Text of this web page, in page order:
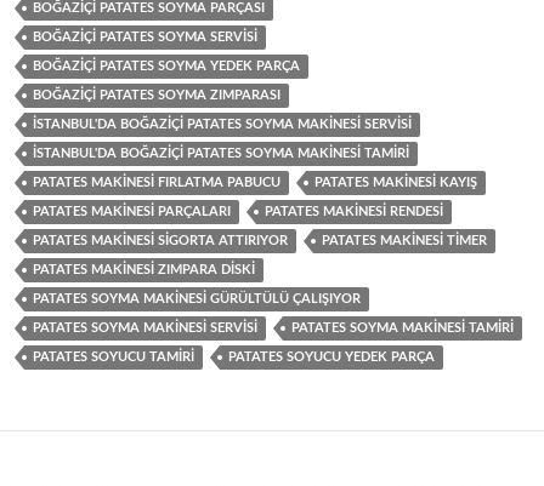
BOĞAZIÇI PATATES SOYMA PARÇASI
BOĞAZIÇI PATATES SOYMA SERVISI
BOĞAZIÇI PATATES SOYMA YEDEK PARÇA
BOĞAZIÇI PATATES SOYMA ZIMPARASI
İSTANBUL'DA BOĞAZIÇI PATATES SOYMA MAKINESI SERVISI
İSTANBUL'DA BOĞAZIÇI PATATES SOYMA MAKINESI TAMIRI
PATATES MAKINESI FIRLATMA PABUCU PATATES MAKINESI KAYIŞ
PATATES MAKINESI PARÇALARI PATATES MAKINESI RENDESI
PATATES MAKINESI SIGORTA ATTIRIYOR PATATES MAKINESI TIMER
PATATES MAKINESI ZIMPARA DISKI
PATATES SOYMA MAKINESI GÜRÜLTÜLÜ ÇALIŞIYOR
PATATES SOYMA MAKINESI SERVISI PATATES SOYMA MAKINESI TAMIRI
PATATES SOYUCU TAMIRI PATATES SOYUCU YEDEK PARÇA